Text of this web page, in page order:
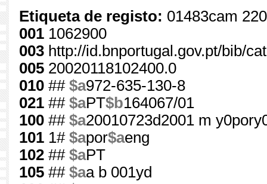
Etiqueta de registo: 01483cam
001 1062900
003 http://id.bnportugal.gov.pt/bib/
005 20020118102400.0
010 ## $a972-635-130-8
021 ## $aPT$b164067/01
100 ## $a20010723d2001 m
101 1# $apor$aeng
102 ## $aPT
105 ## $aa b 001yd